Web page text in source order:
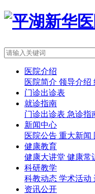
医院介绍
医院简介 领导介绍
门诊出诊表
就诊指南
门诊出诊表 急诊指
新闻中心
医院公告 重大新闻
健康教育
健康大讲堂 健康常
科研教学
科教动态 学术活动
资讯公开